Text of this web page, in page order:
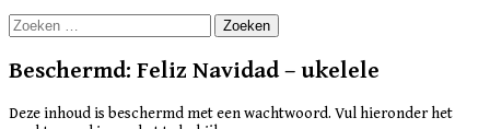
Zoeken
naar:
Beschermd: Feliz Navidad – ukelele
Deze inhoud is beschermd met een wachtwoord. Vul hieronder het